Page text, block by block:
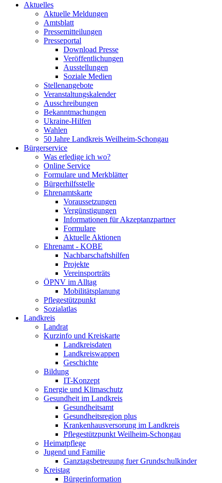
Aktuelles
Aktuelle Meldungen
Amtsblatt
Pressemitteilungen
Presseportal
Download Presse
Veröffentlichungen
Ausstellungen
Soziale Medien
Stellenangebote
Veranstaltungskalender
Ausschreibungen
Bekanntmachungen
Ukraine-Hilfen
Wahlen
50 Jahre Landkreis Weilheim-Schongau
Bürgerservice
Was erledige ich wo?
Online Service
Formulare und Merkblätter
Bürgerhilfsstelle
Ehrenamtskarte
Voraussetzungen
Vergünstigungen
Informationen für Akzeptanzpartner
Formulare
Aktuelle Aktionen
Ehrenamt - KOBE
Nachbarschaftshilfen
Projekte
Vereinsporträts
ÖPNV im Alltag
Mobilitätsplanung
Pflegestützpunkt
Sozialatlas
Landkreis
Landrat
Kurzinfo und Kreiskarte
Landkreisdaten
Landkreiswappen
Geschichte
Bildung
IT-Konzept
Energie und Klimaschutz
Gesundheit im Landkreis
Gesundheitsamt
Gesundheitsregion plus
Krankenhausversorung im Landkreis
Pflegestützpunkt Weilheim-Schongau
Heimatpflege
Jugend und Familie
Ganztagsbetreuung fuer Grundschulkinder
Kreistag
Bürgerinformation